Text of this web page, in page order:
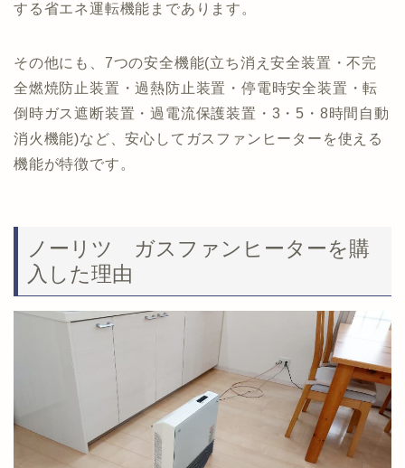
する省エネ運転機能まであります。
その他にも、7つの安全機能(立ち消え安全装置・不完
全燃焼防止装置・過熱防止装置・停電時安全装置・転
倒時ガス遮断装置・過電流保護装置・3・5・8時間自動
消火機能)など、安心してガスファンヒーターを使える
機能が特徴です。
ノーリツ ガスファンヒーターを購
入した理由